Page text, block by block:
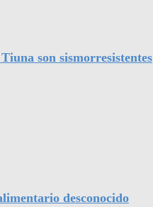
son sismorresistentes
desconocido